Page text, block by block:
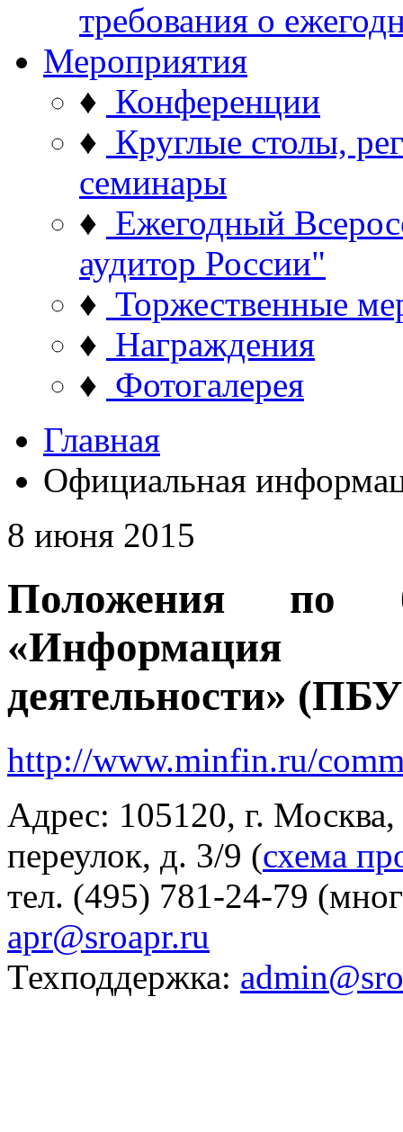
требования о
Мероприятия
♦ Конференции
♦ Круглые столы,
семинары
♦ Ежегодный
аудитор России"
♦ Торжественные
♦ Награждения
♦ Фотогалерея
Главная
Официальная
8 июня 2015
Положения по
«Информация
деятельности»
http://www.minfin.ru/
Адрес: 105120, г.
переулок, д. 3/9 (схема
тел. (495) 781-24-79
apr@sroapr.ru
Техподдержка: